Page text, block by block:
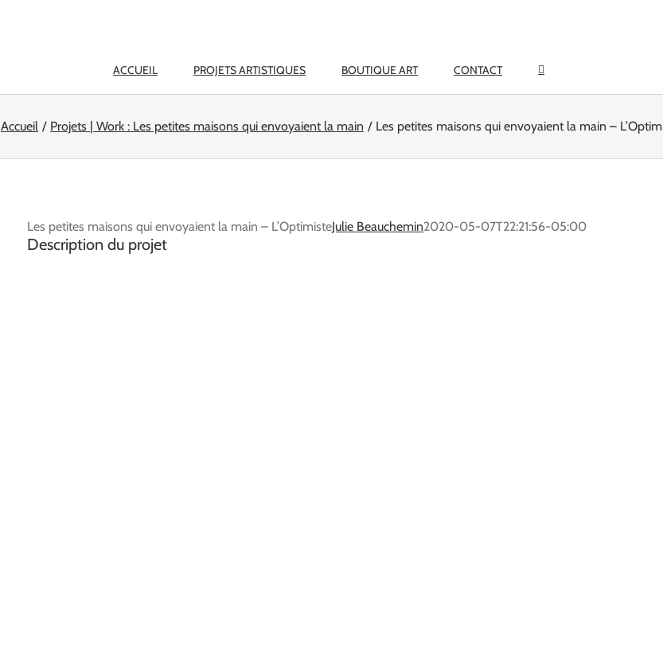
ACCUEIL PROJETS ARTISTIQUES BOUTIQUE ART CONTACT
Accueil Projets | Work : Les petites maisons qui envoyaient la main Les petites maisons qui envoyaient la main –
Les petites maisons qui envoyaient la main – L’OptimisteJulie Beauchemin2020-05-07T22:21:56-05:00
Description du projet